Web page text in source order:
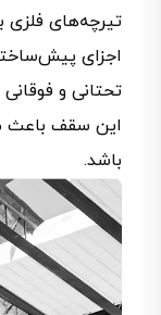
تیرچه‌های فلزی
اجزای
تحتانی و
این سقف باعث
باشد.